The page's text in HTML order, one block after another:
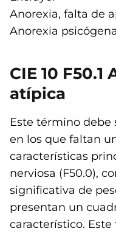
Anorexia, falta de
Anorexia
CIE 10
atípica
Este término debe
en los que faltan
características
nerviosa (F50.0),
significativa de
presentan un
característico.